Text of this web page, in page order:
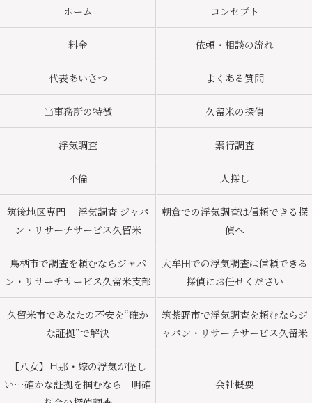
ホーム コンセプト
料金 依頼・相談の流れ
代表あいさつ よくある質問
当事務所の特徴 久留米の探偵
浮気調査 素行調査
不倫 人探し
筑後地区専門 浮気調査 ジャパ
ン・リサーチサービス久留米
朝倉での浮気調査は信頼できる探
偵へ
鳥栖市で調査を頼むならジャパ
ン・リサーチサービス久留米支部
大牟田での浮気調査は信頼できる
探偵にお任せください
久留米市であなたの不安を“確か
な証拠”で解決
筑紫野市で浮気調査を頼むならジ
ャパン・リサーチサービス久留米
【八女】旦那・嫁の浮気が怪し
い…確かな証拠を掴むなら｜明確
会社概要